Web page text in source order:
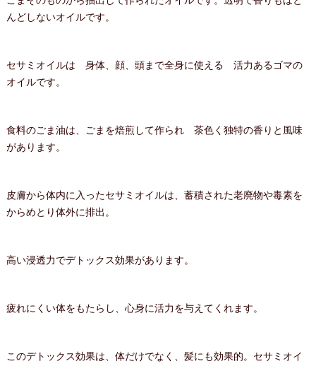
んどしないオイルです。
セサミオイルは 身体、顔、頭まで全身に使える 活力あるゴマの
オイルです。
食料のごま油は、ごまを焙煎して作られ 茶色く独特の香りと風味
があります。
皮膚から体内に入ったセサミオイルは、蓄積された老廃物や毒素を
からめとり体外に排出。
高い浸透力でデトックス効果があります。
疲れにくい体をもたらし、心身に活力を与えてくれます。
このデトックス効果は、体だけでなく、髪にも効果的。セサミオイ